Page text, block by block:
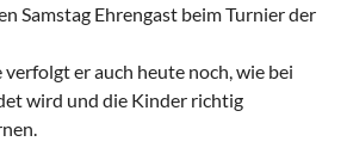
Samstag Ehrengast beim Turnier der
er auch heute noch, wie bei
wird und die Kinder richtig